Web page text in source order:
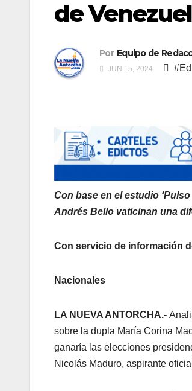
de
Por Equipo de
JUN 15, 2024
Con base en el estudio
Andrés Bello vaticinan una
Con servicio de información
Nacionales
LA NUEVA ANTORCHA.-
sobre la dupla María Corina
ganaría las elecciones
Nicolás Maduro, aspirante